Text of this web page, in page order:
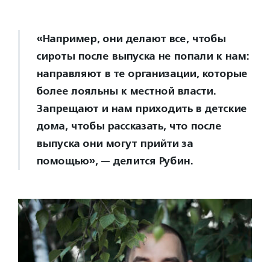
«Например, они делают все, чтобы
сироты после выпуска не попали к нам:
направляют в те организации, которые
более лояльны к местной власти.
Запрещают и нам приходить в детские
дома, чтобы рассказать, что после
выпуска они могут прийти за
помощью», — делится Рубин.